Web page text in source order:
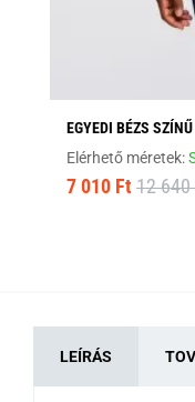
EGYEDI BÉZS
Elérhető méretek:
7 010 Ft 12 640
LEÍRÁS